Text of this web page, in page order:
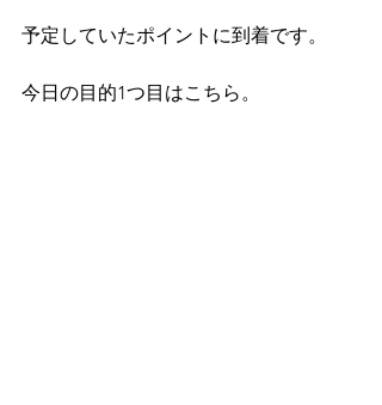
予定していたポイントに到着です。
今日の目的1つ目はこちら。